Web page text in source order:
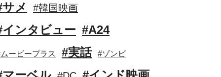
サメ
#韓国映画
インタビュー #A24
ービープラス #実話 #ゾンビ